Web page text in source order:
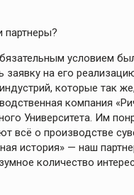
партнеры?
условием
заявку на его
которые так
компания
Университета. Им
всё о производстве
история» — наш
количество